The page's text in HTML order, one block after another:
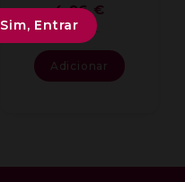
4,96€
IVA inc.
Adicionar
Sim, Entrar